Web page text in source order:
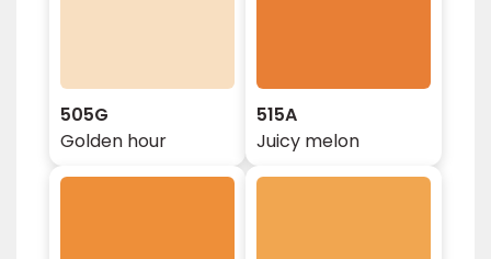
505G
Golden hour
515A
Juicy melon